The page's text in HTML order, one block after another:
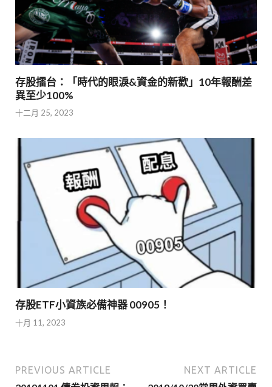
存股擂台：「時代的眼淚&資金的新歡」10年報酬差
異至少100%
十二月 25, 2023
存股ETF小資族必備神器 00905！
十月 11, 2023
PREVIOUS ARTICLE NEXT ARTICLE